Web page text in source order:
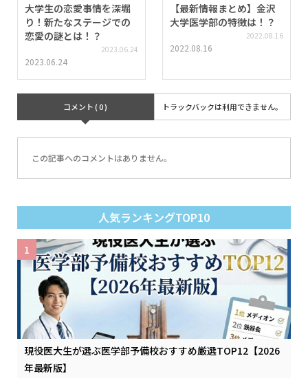
大学生の恋愛事情を深堀
り！新たなステージでの
恋愛の謎とは！？
2023.06.24
2023.06.24
【最新情報まとめ】金沢
大学医学部の特徴は！？
2022.08.16
2022.08.16
コメント ( 0 ) トラックバックは利用できません。
この記事へのコメントはありません。
人気ランキングTOP10
現役医大生が選ぶ医学部予備校おすすめ厳選TOP12【2026
年最新版】
1